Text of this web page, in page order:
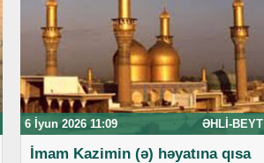
6 İyun 2026 11:09 ƏHLI-BEYT
İmam Kazimin (ə) həyatına qısa